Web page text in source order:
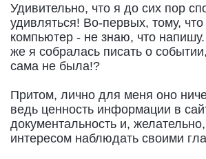
Удивительно, что я до сих пор
удивляться! Во-первых, тому,
компьютер - не знаю, что
же я собралась писать о
сама не была!?
Притом, лично для меня оно
ведь ценность информации в
документальность и,
интересом наблюдать своими